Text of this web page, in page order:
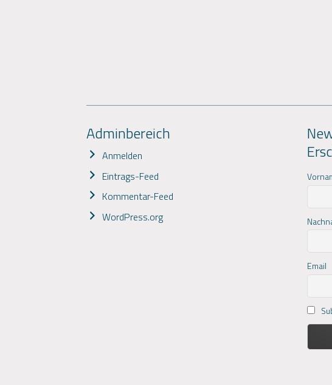
Adminbereich
Anmelden
Eintrags-Feed
Kommentar-Feed
WordPress.org
Email